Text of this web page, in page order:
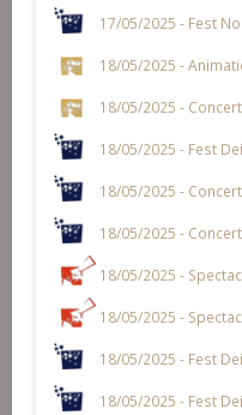
17/05/2025 - Fest
18/05/2025 -
18/05/2025 -
18/05/2025 - Fest
18/05/2025 -
18/05/2025 -
18/05/2025 -
18/05/2025 -
18/05/2025 - Fest
18/05/2025 - Fest